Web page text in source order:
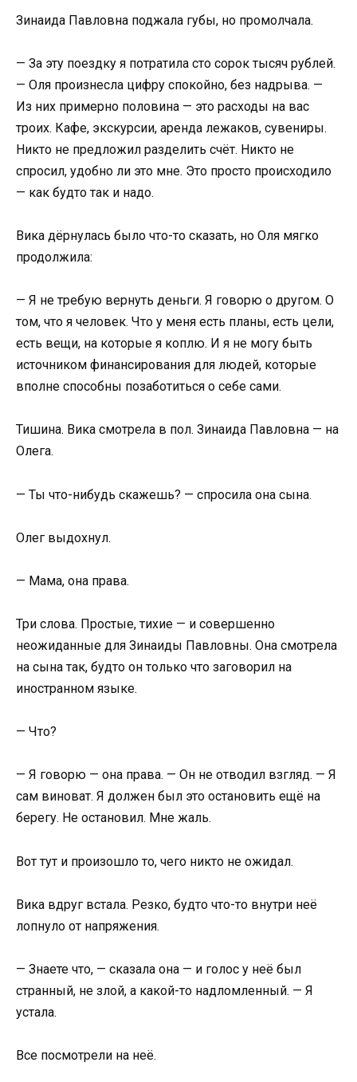
Зинаида Павловна поджала губы, но промолчала.
— За эту поездку я потратила сто сорок тысяч рублей.
— Оля произнесла цифру спокойно, без надрыва. —
Из них примерно половина — это расходы на вас
троих. Кафе, экскурсии, аренда лежаков, сувениры.
Никто не предложил разделить счёт. Никто не
спросил, удобно ли это мне. Это просто происходило
— как будто так и надо.
Вика дёрнулась было что-то сказать, но Оля мягко
продолжила:
— Я не требую вернуть деньги. Я говорю о другом. О
том, что я человек. Что у меня есть планы, есть цели,
есть вещи, на которые я коплю. И я не могу быть
источником финансирования для людей, которые
вполне способны позаботиться о себе сами.
Тишина. Вика смотрела в пол. Зинаида Павловна — на
Олега.
— Ты что-нибудь скажешь? — спросила она сына.
Олег выдохнул.
— Мама, она права.
Три слова. Простые, тихие — и совершенно
неожиданные для Зинаиды Павловны. Она смотрела
на сына так, будто он только что заговорил на
иностранном языке.
— Что?
— Я говорю — она права. — Он не отводил взгляд. — Я
сам виноват. Я должен был это остановить ещё на
берегу. Не остановил. Мне жаль.
Вот тут и произошло то, чего никто не ожидал.
Вика вдруг встала. Резко, будто что-то внутри неё
лопнуло от напряжения.
— Знаете что, — сказала она — и голос у неё был
странный, не злой, а какой-то надломленный. — Я
устала.
Все посмотрели на неё.